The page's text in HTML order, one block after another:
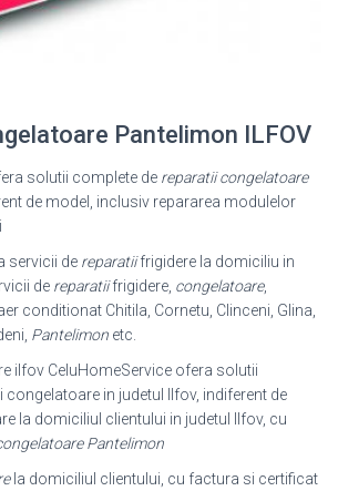
Pantelimon ILFOV
solutii complete de reparatii congelatoare
de model, inclusiv repararea modulelor
servicii de reparatiifrigidere la domiciliu in
de reparatiifrigidere, congelatoare,
conditionat Chitila, Cornetu, Clinceni, Glina,
Pantelimon etc.
ilfov CeluHomeService ofera solutii
congelatoare in judetul Ilfov, indiferent de
la domiciliul clientului in judetul Ilfov, cu
Pantelimon
la domiciliul clientului, cu factura si certificat